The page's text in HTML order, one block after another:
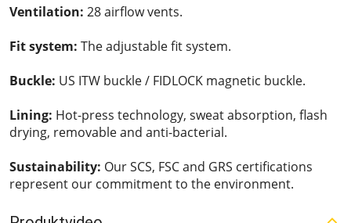
Ventilation: 28 airflow vents.
Fit system: The adjustable fit system.
Buckle: US ITW buckle / FIDLOCK magnetic buckle.
Lining: Hot-press technology, sweat absorption, flash
drying, removable and anti-bacterial.
Sustainability: Our SCS, FSC and GRS certifications
represent our commitment to the environment.